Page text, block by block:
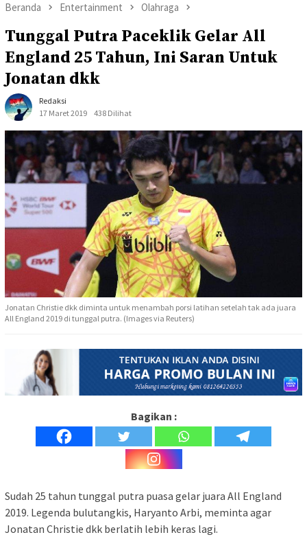
Beranda Entertainment Olahraga
Tunggal Putra Paceklik Gelar All
England 25 Tahun, Ini Saran Untuk
Jonatan dkk
Redaksi
17 Maret 2019
438 Dilihat
Jonatan Christie dkk diminta untuk menambah porsi latihan setelah tak ada juara
All England 2019 di tunggal putra. (Images via Reuters)
Bagikan :
Sudah 25 tahun tunggal putra puasa gelar juara All England
2019. Legenda bulutangkis, Haryanto Arbi, meminta agar
Jonatan Christie dkk berlatih lebih keras lagi.